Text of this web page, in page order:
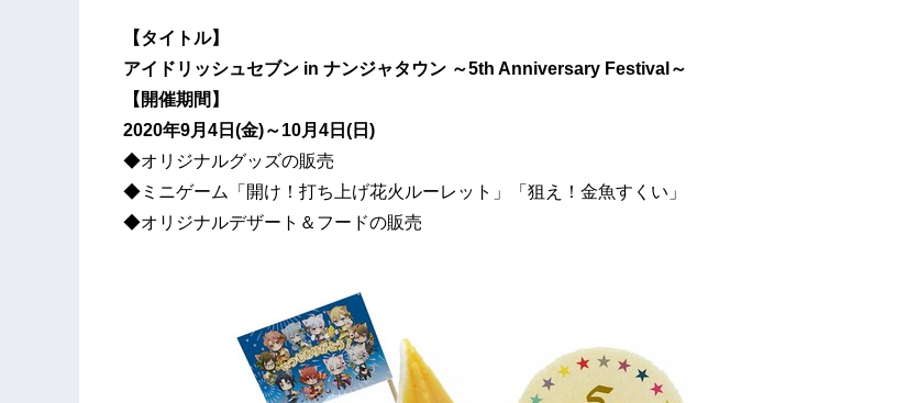
【タイトル】
アイドリッシュセブン in ナンジャタウン ～5th Anniversary Festival～
【開催期間】
2020年9月4日(金)～10月4日(日)
◆オリジナルグッズの販売
◆ミニゲーム「開け！打ち上げ花火ルーレット」「狙え！金魚すくい」
◆オリジナルデザート＆フードの販売